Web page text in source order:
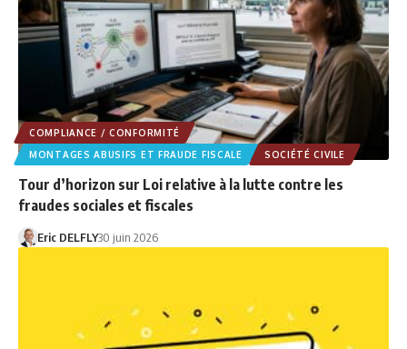
COMPLIANCE / CONFORMITÉ
MONTAGES ABUSIFS ET FRAUDE FISCALE
SOCIÉTÉ CIVILE
Tour d’horizon sur Loi relative à la lutte contre les
fraudes sociales et fiscales
Eric DELFLY30 juin 2026